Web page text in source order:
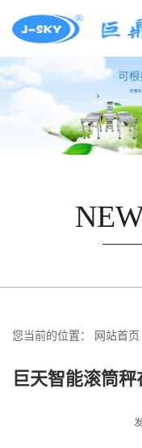
您当前的位置： 网站首页
重管理应用案例
巨天智能滚筒